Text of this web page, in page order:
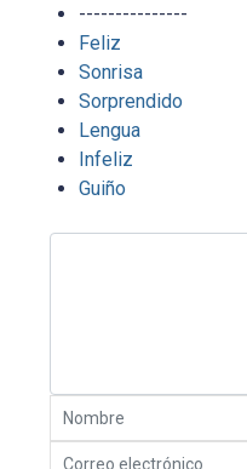
---------------
Feliz
Sonrisa
Sorprendido
Lengua
Infeliz
Guiño